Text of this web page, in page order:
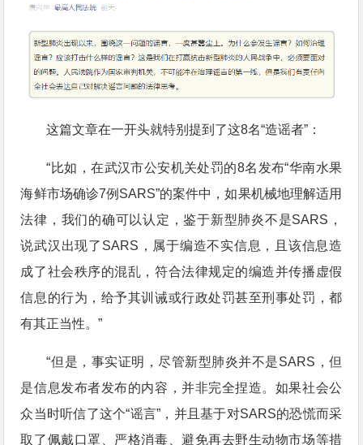
这篇文章在一开头就特别提到了这8名“造谣者”：
“比如，在武汉市公安机关处罚的8名发布“华南水果
海鲜市场确诊7例SARS”的案件中，如果机械地理解适用
法律，我们的确可以认定，鉴于新型肺炎不是SARS，
说武汉出现了SARS，属于编造不实信息，且该信息造
成了社会秩序的混乱，符合法律规定的编造并传播虚假
信息的行为，给予其训诫或行政处罚甚至刑事处罚，都
有其正当性。”
“但是，事实证明，尽管新型肺炎并不是SARS，但
是信息发布者发布的内容，并非完全捏造。如果社会公
众当时听信了这个“谣言”，并且基于对SARS的恐慌而采
取了佩戴口罩、严格消毒、避免再去野生动物市场等措